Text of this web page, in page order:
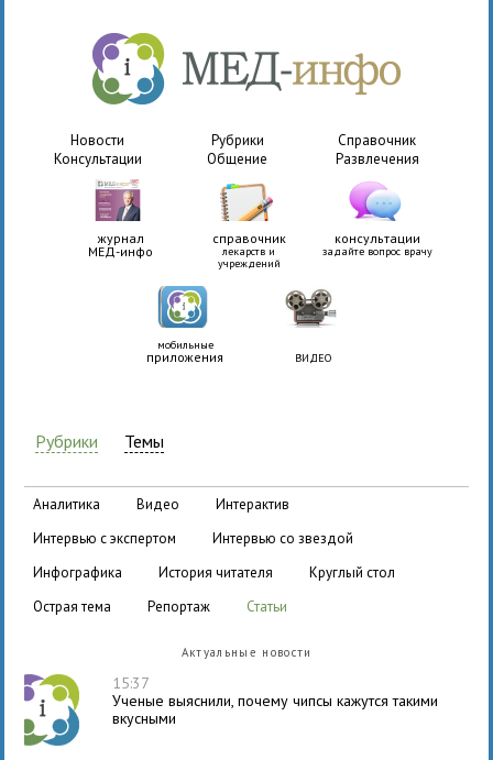
Новости Рубрики
Справочник
Консультации
Общение Развлечения
журнал
МЕД-инфо
справочник
лекарств и
учреждений
консультации
задайте вопрос врачу
мобильные
приложения ВИДЕО
Рубрики Темы
аналитика видео
интерактив
интервью с экспертом
интервью со звездой
инфографика
история читателя
круглый стол
острая тема
репортаж статьи
Актуальные новости
15:37
Ученые выяснили, почему чипсы кажутся такими
вкусными